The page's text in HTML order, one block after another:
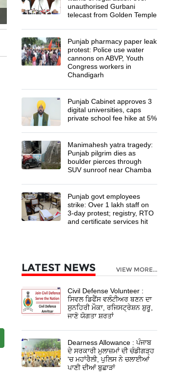
unauthorised Gurbani
telecast from Golden Temple
Punjab pharmacy paper leak
protest: Police use water
cannons on ABVP, Youth
Congress workers in
Chandigarh
Punjab Cabinet approves 3
digital universities, caps
private school fee hike at 5%
Manimahesh yatra tragedy:
Punjab pilgrim dies as
boulder pierces through
SUV sunroof near Chamba
Punjab govt employees
strike: Over 1 lakh staff on
3-day protest; registry, RTO
and certificate services hit
LATEST NEWS VIEW MORE...
Civil Defense Volunteer :
ਸਿਵਲ ਡਿਫੈਂਸ ਵਲੰਟੀਅਰ ਬਣਨ ਦਾ
ਸੁਨਹਿਰੀ ਮੌਕਾ, ਰਜਿਸਟ੍ਰੇਸ਼ਨ ਸ਼ੁਰੂ,
ਜਾਣੋ ਯੋਗਤਾ ਸ਼ਰਤਾਂ
Dearness Allowance : ਪੰਜਾਬ
ਦੇ ਸਰਕਾਰੀ ਮੁਲਾਜ਼ਮਾਂ ਦੀ ਚੰਡੀਗੜ੍ਹ
'ਚ ਮਹਾਂਰੈਲੀ, ਪੁਲਿਸ ਨੇ ਚਲਾਈਆਂ
ਪਾਣੀ ਦੀਆਂ ਬੁਛਾੜਾਂ